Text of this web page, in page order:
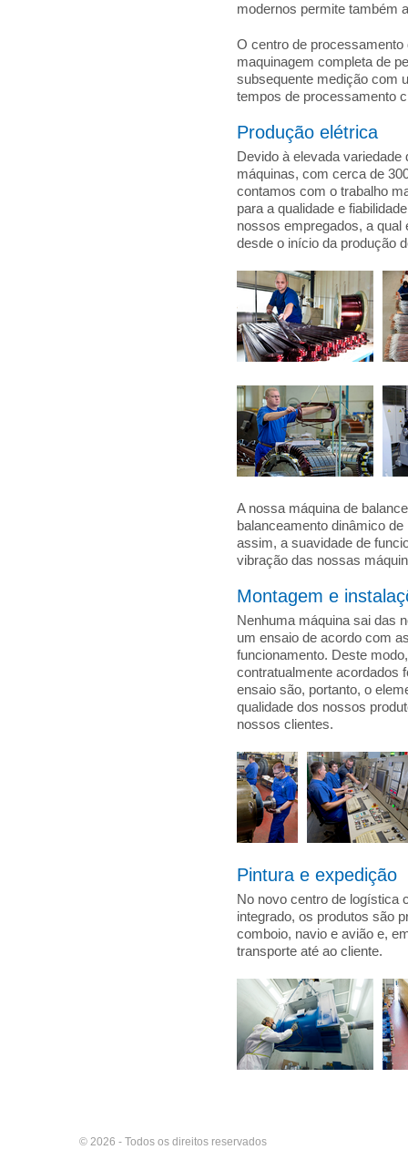
modernos permite também
O centro de
maquinagem completa de
subsequente medição com
tempos de processamento
Produção elétrica
Devido à elevada
máquinas, com cerca de
contamos com o trabalho
para a qualidade e
nossos empregados, a qual
desde o início da produção
A nossa máquina de
balanceamento dinâmico
assim, a suavidade de
vibração das nossas
Montagem e
Nenhuma máquina sai das
um ensaio de acordo com
funcionamento. Deste
contratualmente acordados
ensaio são, portanto, o
qualidade dos nossos
nossos clientes.
Pintura e expedição
No novo centro de logística
integrado, os produtos são
comboio, navio e avião e,
transporte até ao cliente.
© 2026 - Todos os direitos reservados